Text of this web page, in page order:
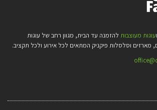
עוגות מעוצבות להזמנה עד הבית, מגוון רחב של עוגות
מארזים וסלסלות פיקניק המתאים לכל אירוע ולכל תקציב.